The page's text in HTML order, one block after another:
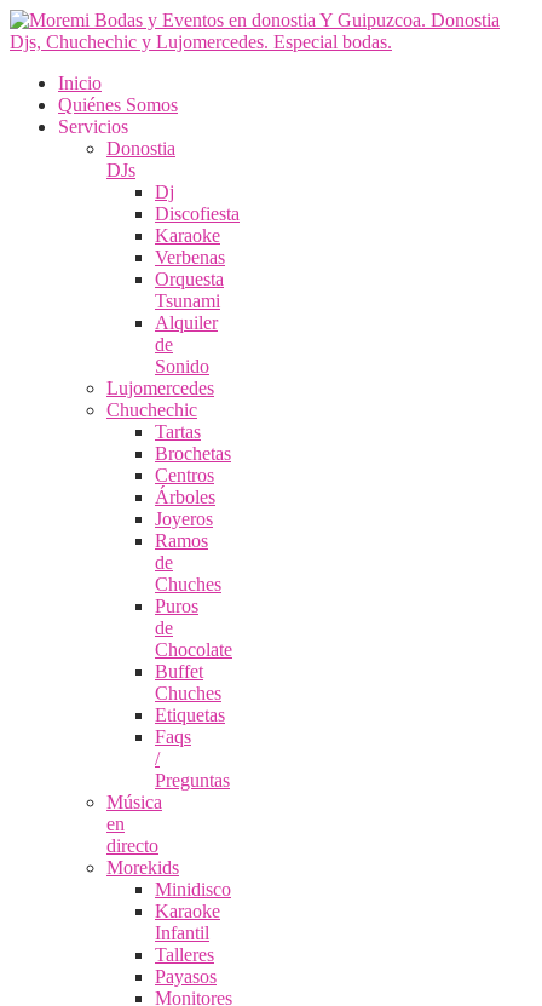
Inicio
Quiénes Somos
Servicios
Donostia
DJs
Dj
Discofiesta
Karaoke
Verbenas
Orquesta
Tsunami
Alquiler
de
Sonido
Lujomercedes
Chuchechic
Tartas
Brochetas
Centros
Árboles
Joyeros
Ramos
de
Chuches
Puros
de
Chocolate
Buffet
Chuches
Etiquetas
Faqs
/
Preguntas
Música
en
directo
Morekids
Minidisco
Karaoke
Infantil
Talleres
Payasos
Monitores